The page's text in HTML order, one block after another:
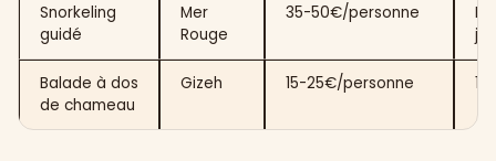
Snorkeling
guidé
Mer
Rouge
35-50€/personne
Balade à dos
de chameau
Gizeh 15-25€/personne 1